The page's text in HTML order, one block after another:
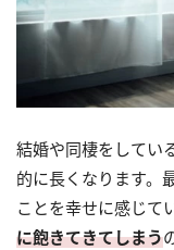
結婚や同棲をしてい
的に長くなります。
ことを幸せに感じて
に飽きてきてしまう